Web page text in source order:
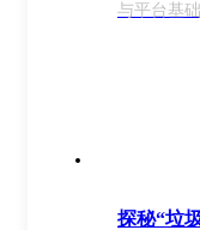
与平台基础
探秘“垃